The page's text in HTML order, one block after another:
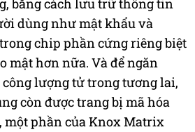
bằng cách lưu trữ thông tin
dùng như mật khẩu và
chip phần cứng riêng biệt
mật hơn nữa. Và để ngăn
lượng tử trong tương lai,
còn được trang bị mã hóa
một phần của Knox Matrix